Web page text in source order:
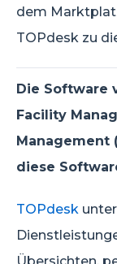
dem
TOPdesk zu
Die Software
Facility
Management
diese
TOPdesk
Übersichten,